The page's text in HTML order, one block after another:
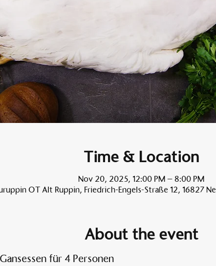
Time & Location
Nov 20, 2025, 12:00 PM – 8:00 PM
OT Alt Ruppin, Friedrich-Engels-Straße 12, 16827
About the event
für 4 Personen